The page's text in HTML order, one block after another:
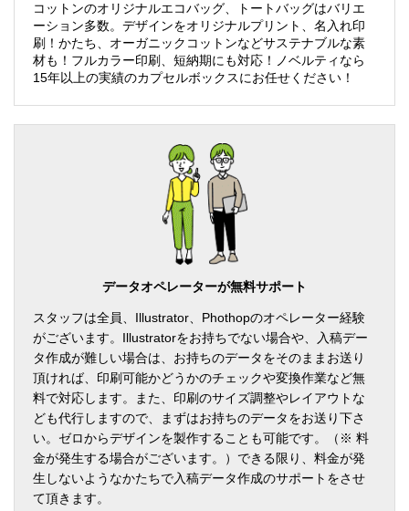
エコバッグへの印刷は、紙とは異なり、細かいデザインを印刷する場合、
かすれ、つぶれなどが発生します。細線（インクが載る部分）は、0.6mm
以上の太さ、抜き幅（インクとインクの間の生地の部分）は、0.8mm以上
あけてデータを作成した頂くのが安全にプリントされるおおよその目安で
エコバッグに使用されるコットンには厚みがあり、oz（オンス）という単
位で表記されています。エコバッグは、4オンス～14オンスくらいの範囲
が多く、4～6オンスくらいまでが薄手、8～10オンスが中厚手、12～14
のものが多いです。中厚手になるとしっかりとしている中でも、ちょっと
やわらかい感じがします。厚手はとてもしっかりとした重いものを入れて
も大丈夫なイメージのバッグになります。
コットンのオリジナルエコバッグ、トートバッグはバリエ
ーション多数。デザインをオリジナルプリント、名入れ印
刷！かたち、オーガニックコットンなどサステナブルな素
材も！フルカラー印刷、短納期にも対応！ノベルティなら
15年以上の実績のカプセルボックスにお任せください！
データオペレーターが無料サポート
スタッフは全員、Illustrator、Phothopのオペレーター経験
がございます。Illustratorをお持ちでない場合や、入稿デー
タ作成が難しい場合は、お持ちのデータをそのままお送り
頂ければ、印刷可能かどうかのチェックや変換作業など無
料で対応します。また、印刷のサイズ調整やレイアウトな
ども代行しますので、まずはお持ちのデータをお送り下さ
い。ゼロからデザインを製作することも可能です。（※ 料
金が発生する場合がございます。）できる限り、料金が発
生しないようなかたちで入稿データ作成のサポートをさせ
て頂きます。